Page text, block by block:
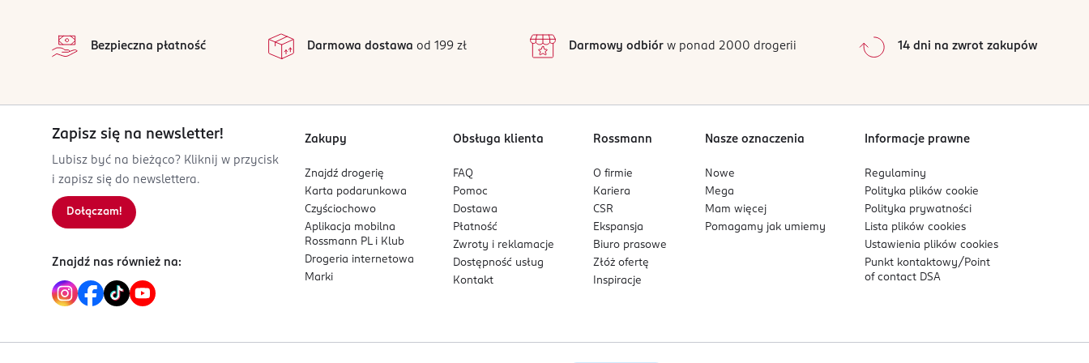
Eurus sp. z o.o.
5 903794 199910
2
1
0%
Sortowanie wgdata: od najnowszej
Bezpieczna płatność Darmowa dostawa od 199 zł Darmowy odbiórw ponad 2000 drogerii 14 dni na zwrot zakupów
Zapisz się na newsletter!
Lubisz być na bieżąco? Kliknij w przycisk
i zapisz się do newslettera.
Dołączam!
Znajdź nas również na:
Zakupy
Znajdź drogerię
Karta podarunkowa
Czyściochowo
Aplikacja mobilna
Rossmann PL i Klub
Drogeria internetowa
Marki
Obsługa klienta
FAQ
Pomoc
Dostawa
Płatność
Zwroty i reklamacje
Dostępność usług
Kontakt
Rossmann
O firmie
Kariera
CSR
Ekspansja
Biuro prasowe
Złóż ofertę
Inspiracje
Nasze oznaczenia
Nowe
Mega
Mam więcej
Pomagamy jak umiemy
Informacje prawne
Regulaminy
Polityka plikówcookie
Polityka prywatności
Lista plikówcookies
Ustawienia plikówcookies
Punkt kontaktowy/ Point
of contact DSA